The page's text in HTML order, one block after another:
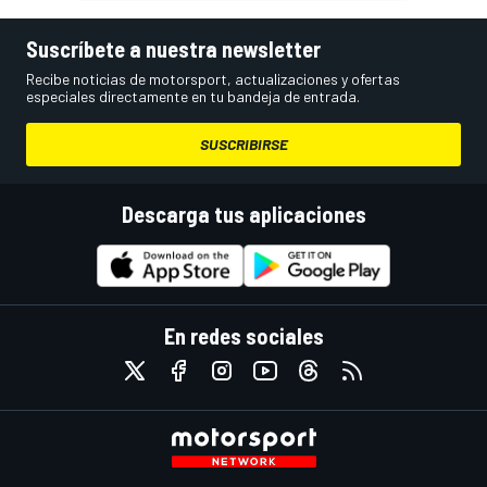
Suscríbete a nuestra newsletter
Recibe noticias de motorsport, actualizaciones y ofertas
especiales directamente en tu bandeja de entrada.
SUSCRIBIRSE
Descarga tus aplicaciones
En redes sociales